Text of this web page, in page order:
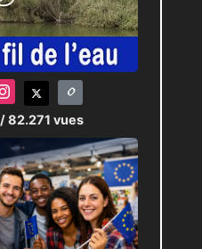
/ 82.271 vues